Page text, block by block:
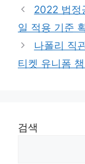
2022 법정
일 적용 기준
나폴리 직
티켓 유니폼
검색